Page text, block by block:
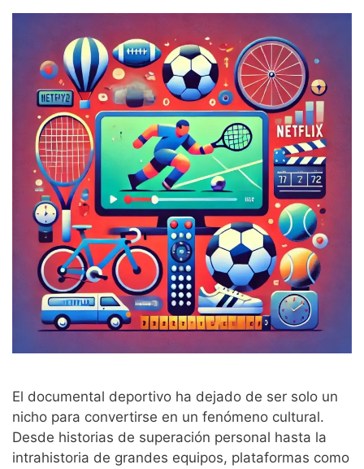
El documental deportivo ha dejado de ser solo un
nicho para convertirse en un fenómeno cultural.
Desde historias de superación personal hasta la
intrahistoria de grandes equipos, plataformas como